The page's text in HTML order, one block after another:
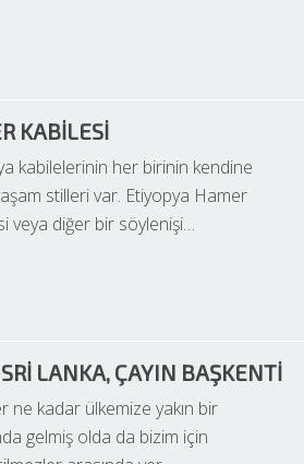
KABILESI
kabilelerinin her birinin kendine
stilleri var. Etiyopya Hamer
veya diğer bir söylenişi…
LANKA, ÇAYIN BAŞKENTI
ne kadar ülkemize yakın bir
gelmiş olda da bizim için